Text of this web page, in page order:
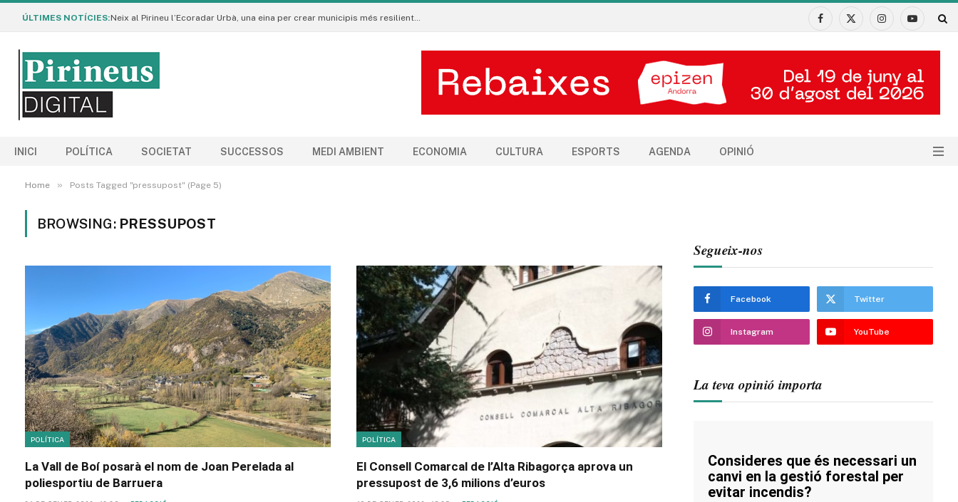
ÚLTIMES NOTÍCIES: Neix al Pirineu l’Ecoradar Urbà, una eina per crear municipis més resilients al canvi climàtic
Facebook
X
InstagramYouTube
INICI POLÍTICA SOCIETAT SUCCESSOS MEDI AMBIENT ECONOMIA CULTURA ESPORTS AGENDA OPINIÓ
Home » Posts Tagged "pressupost" (Page 5)
BROWSING: PRESSUPOST
POLÍTICA
La Vall de Boí posarà el nom de Joan Perelada al
poliesportiu de Barruera
POLÍTICA
El Consell Comarcal de l’Alta Ribagorça aprova un
pressupost de 3,6 milions d’euros
Segueix-nos
Facebook Twitter
Instagram YouTube
La teva opinió importa
Consideres que és necessari un
canvi en la gestió forestal per
evitar incendis?